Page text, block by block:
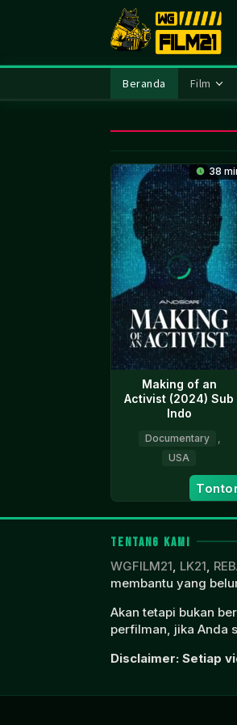
Beranda Film
38
Making of an
Activist (2024) Sub
Indo
Documentary
,
USA
May
2024
A.
Mora
TENTANG KAMI
WGFILM21, LK21,
membantu yang
Akan tetapi bukan
perfilman, jika Anda
Disclaimer: Setiap